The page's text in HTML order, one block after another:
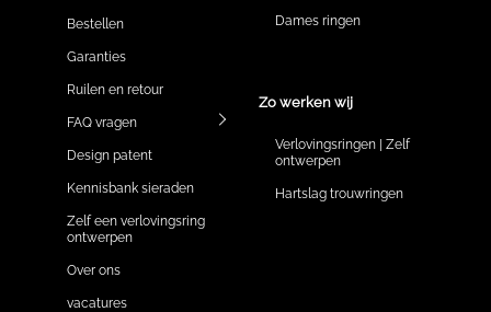
Bestellen
Garanties
Ruilen en retour
FAQ vragen
Design patent
Kennisbank sieraden
Zelf een verlovingsring
ontwerpen
Over ons
vacatures
Dames ringen
Zo werken wij
Verlovingsringen | Zelf
ontwerpen
Hartslag trouwringen